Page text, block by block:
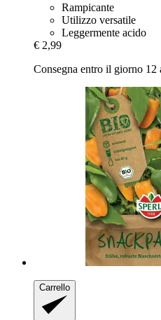
Rampicante
Utilizzo versatile
Leggermente acido
€ 2,99
Consegna entro il giorno 12
Carrello